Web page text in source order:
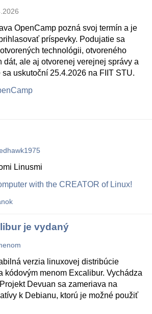
OpenCamp pozná svoj termín a je
príspevky. Podujatie sa
technológii, otvoreného
dát, ale aj otvorenej verejnej správy a
uskutoční 25.4.2026 na FIIT STU.
Linusmi
with the CREATOR of Linux!
je vydaný
verzia linuxovej distribúcie
kódovým menom Excalibur. Vychádza
Devuan sa zameriava na
k Debianu, ktorú je možné použiť